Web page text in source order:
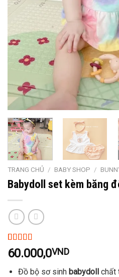
TRANG CHỦ / BABY SHOP /
Babydoll set kèm băng
5.00 trên 5
dựa trên
2
60.000,0VND
Đồ bộ sơ sinh babydoll chất